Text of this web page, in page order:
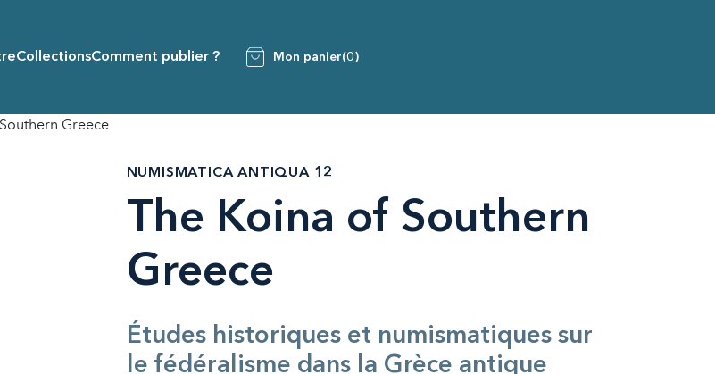
CollectionsComment publier ? Mon panier(0)
Greece
NUMISMATICA ANTIQUA 12
The Koina of Southern
Greece
Études historiques et numismatiques sur
le fédéralisme dans la Grèce antique